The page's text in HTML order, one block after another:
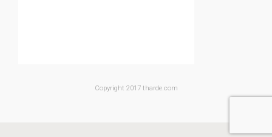
Copyright 2017 tharde.com